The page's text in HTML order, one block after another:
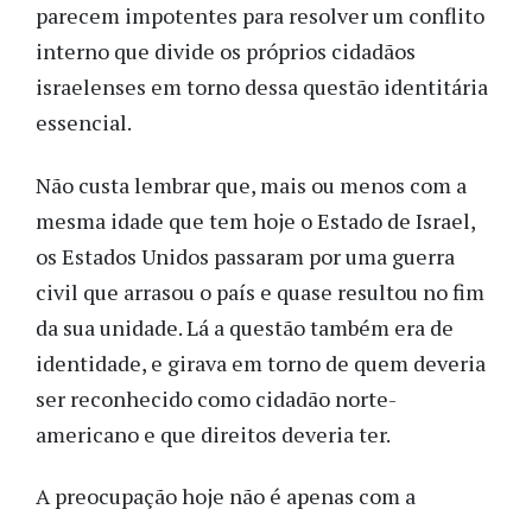
parecem impotentes para resolver um conflito
interno que divide os próprios cidadãos
israelenses em torno dessa questão identitária
essencial.
Não custa lembrar que, mais ou menos com a
mesma idade que tem hoje o Estado de Israel,
os Estados Unidos passaram por uma guerra
civil que arrasou o país e quase resultou no fim
da sua unidade. Lá a questão também era de
identidade, e girava em torno de quem deveria
ser reconhecido como cidadão norte-
americano e que direitos deveria ter.
A preocupação hoje não é apenas com a